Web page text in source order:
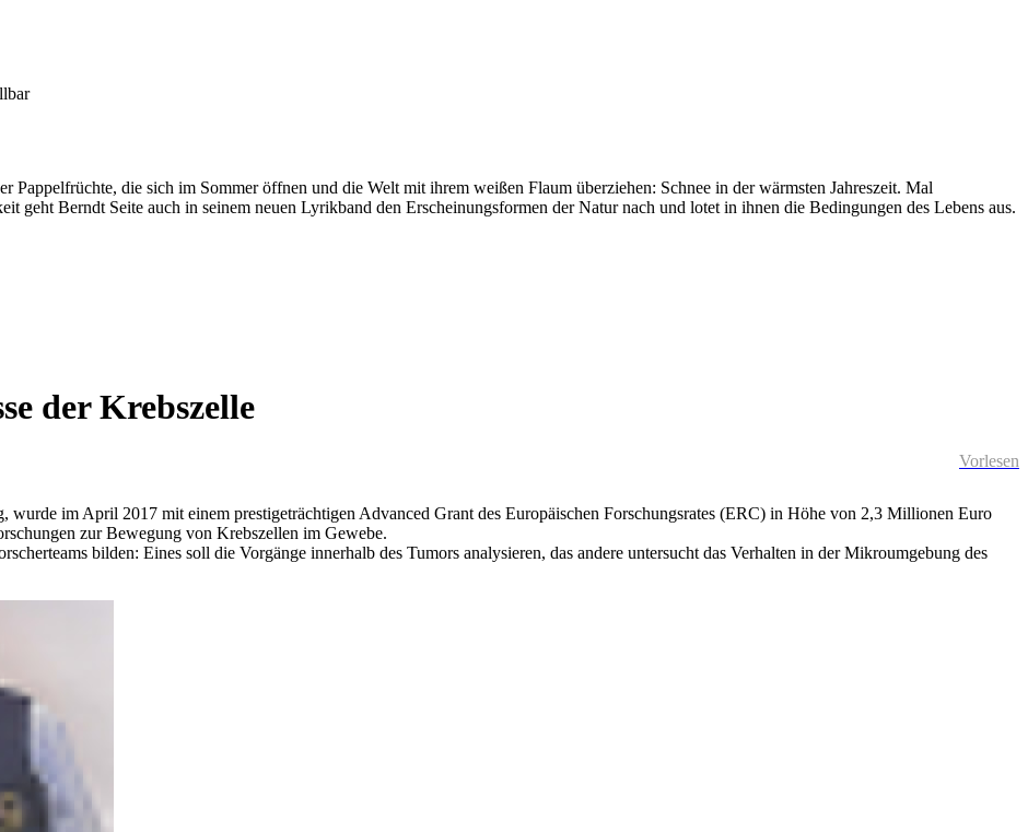
Pappelfrüchte, die sich im Sommer öffnen und die Welt mit ihrem weißen Flaum überziehen: Schnee in der wärmsten Jahreszeit. Mal
geht Berndt Seite auch in seinem neuen Lyrikband den Erscheinungsformen der Natur nach und lotet in ihnen die Bedingungen des Lebens aus.
der Krebszelle
Vorlesen
im April 2017 mit einem prestigeträchtigen Advanced Grant des Europäischen Forschungsrates (ERC) in Höhe von 2,3 Millionen Euro
zur Bewegung von Krebszellen im Gewebe.
bilden: Eines soll die Vorgänge innerhalb des Tumors analysieren, das andere untersucht das Verhalten in der Mikroumgebung des